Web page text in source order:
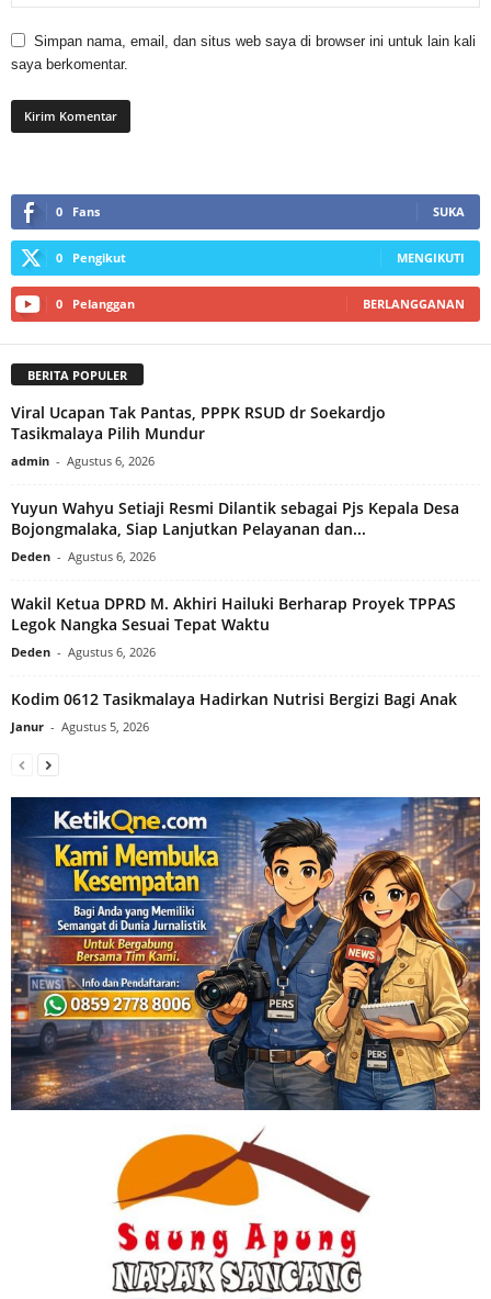
Simpan nama, email, dan situs web saya di browser ini untuk lain kali
saya berkomentar.
0 Fans SUKA
0 Pengikut MENGIKUTI
0 Pelanggan BERLANGGANAN
BERITA POPULER
Viral Ucapan Tak Pantas, PPPK RSUD dr Soekardjo
Tasikmalaya Pilih Mundur
admin - Agustus 6, 2026
Yuyun Wahyu Setiaji Resmi Dilantik sebagai Pjs Kepala Desa
Bojongmalaka, Siap Lanjutkan Pelayanan dan...
Deden - Agustus 6, 2026
Wakil Ketua DPRD M. Akhiri Hailuki Berharap Proyek TPPAS
Legok Nangka Sesuai Tepat Waktu
Deden - Agustus 6, 2026
Kodim 0612 Tasikmalaya Hadirkan Nutrisi Bergizi Bagi Anak
Janur - Agustus 5, 2026